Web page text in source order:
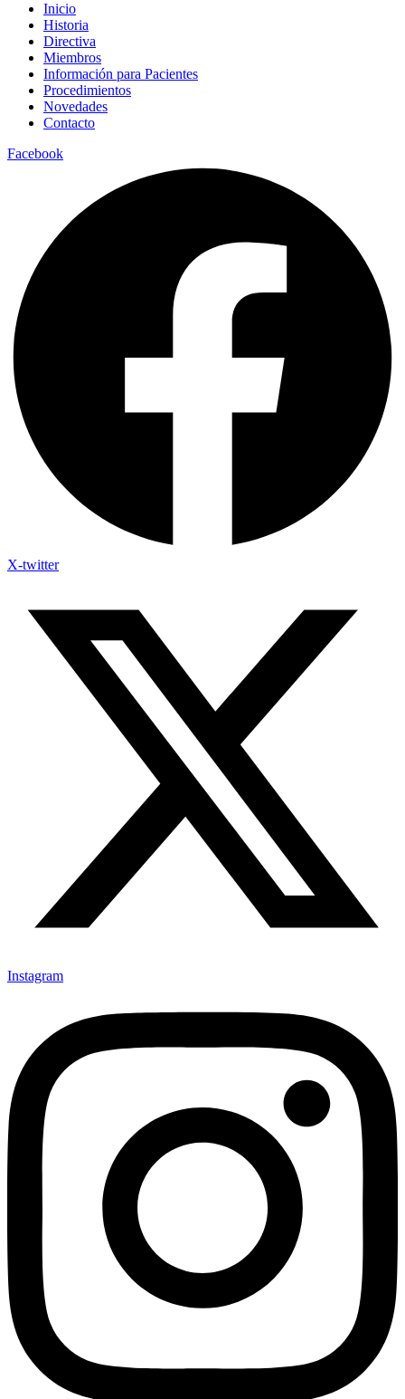
Inicio
Historia
Directiva
Miembros
Información para Pacientes
Procedimientos
Novedades
Contacto
Facebook
X-twitter
Instagram